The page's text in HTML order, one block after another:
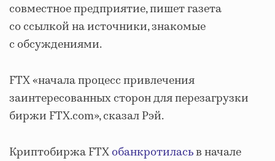
совместное предприятие, пишет газета
со ссылкой на источники, знакомые
с обсуждениями.
FTX «начала процесс привлечения
заинтересованных сторон для перезагрузки
биржи FTX.com», сказал Рэй.
Криптобиржа FTXобанкротиласьв начале